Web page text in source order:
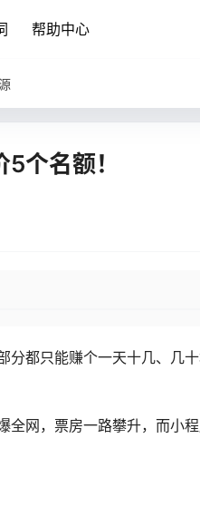
帮助中心
个名额！
分都只能赚个一天十几、几
全网，票房一路攀升，而小